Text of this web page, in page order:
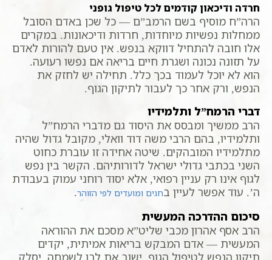
חרדה ודיכאון קודמים לכל טיפול גופני
הרה”ח מוסיף בשם הרמב”ם — כל שכן באדם הסובל
ממחלות נפשיות מיוחדות, חרדות ודיכאונות. במקרים
אלו חובה להתחיל דווקא בנפש. אין טעם להורות לאדם
על תזונה נכונה ושגרת חיים בריאה אם נפשו רעועה.
הוא לא יוכל לעמוד בכך כלל. תחילה יש לחזק את
הנפש, ורק אחר כך לעבור לתיקון הגוף.
דברי הרמח”ל ותלמידיו
הרב ממשיך ומבסס את היסוד גם מדברי הרמח”ל
ותלמידיו, בהם הרבי משה דוד וואלי, מקובל גדול שהיה
מתלמידיו המובהקים. שיטה אחידה זו עוברת כחוט
השני בכתבי גדולי ישראל לדורותיהם. הקשר בין נפש
לגוף אינו רק עניין רפואי, אלא יסוד רוחני עמוק בעבודת
ה’. עוד אפשר לעיין בחגים ומועדים לפי הזוהר.
סיכום ההדרכה המעשית
הרב אסף אהרון מכבי שליט”א מסכם את ההוראה
המעשית — אדם המבקש בריאות אמיתית, יקדים
תיקון הנפש לטיפול הגוף. ישוב את לבו לשמחה, יסלק